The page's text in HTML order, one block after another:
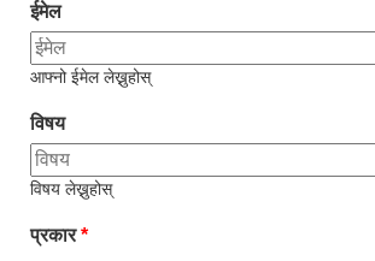
ईमेल
आफ्नो ईमेल लेख्नुहोस्
विषय
विषय लेख्नुहोस्
प्रकार*